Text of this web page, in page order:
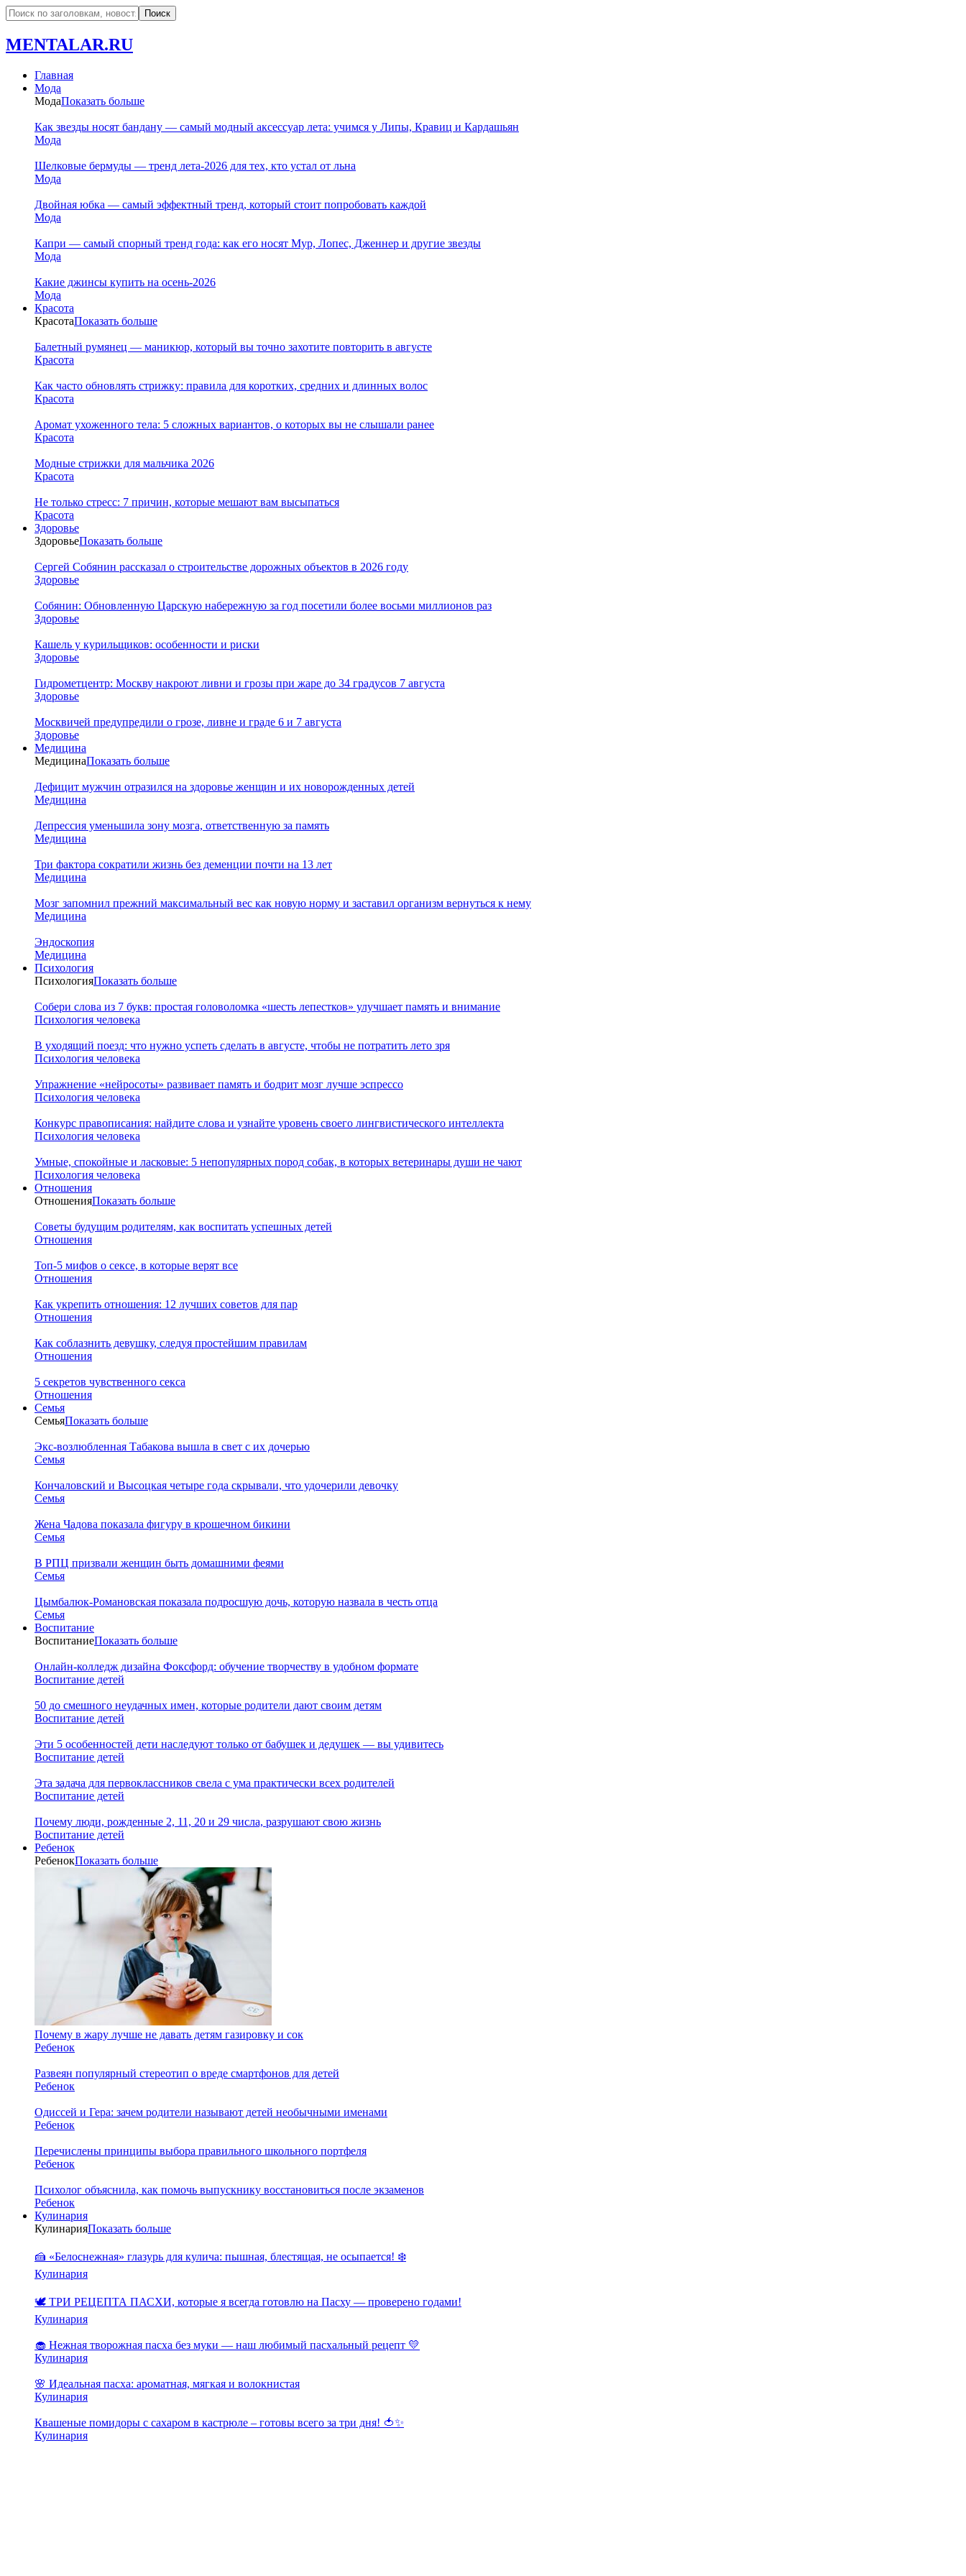
MENTALAR.RU
Главная
Мода
МодаПоказать больше
Как звезды носят бандану — самый модный аксессуар лета: учимся у Липы, Кравиц и Кардашьян
Мода
Шелковые бермуды — тренд лета-2026 для тех, кто устал от льна
Мода
Двойная юбка — самый эффектный тренд, который стоит попробовать каждой
Мода
Капри — самый спорный тренд года: как его носят Мур, Лопес, Дженнер и другие звезды
Мода
Какие джинсы купить на осень-2026
Мода
Красота
КрасотаПоказать больше
Балетный румянец — маникюр, который вы точно захотите повторить в августе
Красота
Как часто обновлять стрижку: правила для коротких, средних и длинных волос
Красота
Аромат ухоженного тела: 5 сложных вариантов, о которых вы не слышали ранее
Красота
Модные стрижки для мальчика 2026
Красота
Не только стресс: 7 причин, которые мешают вам высыпаться
Красота
Здоровье
ЗдоровьеПоказать больше
Сергей Собянин рассказал о строительстве дорожных объектов в 2026 году
Здоровье
Собянин: Обновленную Царскую набережную за год посетили более восьми миллионов раз
Здоровье
Кашель у курильщиков: особенности и риски
Здоровье
Гидрометцентр: Москву накроют ливни и грозы при жаре до 34 градусов 7 августа
Здоровье
Москвичей предупредили о грозе, ливне и граде 6 и 7 августа
Здоровье
Медицина
МедицинаПоказать больше
Дефицит мужчин отразился на здоровье женщин и их новорожденных детей
Медицина
Депрессия уменьшила зону мозга, ответственную за память
Медицина
Три фактора сократили жизнь без деменции почти на 13 лет
Медицина
Мозг запомнил прежний максимальный вес как новую норму и заставил организм вернуться к нему
Медицина
Эндоскопия
Медицина
Психология
ПсихологияПоказать больше
Собери слова из 7 букв: простая головоломка «шесть лепестков» улучшает память и внимание
Психология человека
В уходящий поезд: что нужно успеть сделать в августе, чтобы не потратить лето зря
Психология человека
Упражнение «нейросоты» развивает память и бодрит мозг лучше эспрессо
Психология человека
Конкурс правописания: найдите слова и узнайте уровень своего лингвистического интеллекта
Психология человека
Умные, спокойные и ласковые: 5 непопулярных пород собак, в которых ветеринары души не чают
Психология человека
Отношения
ОтношенияПоказать больше
Советы будущим родителям, как воспитать успешных детей
Отношения
Топ-5 мифов о сексе, в которые верят все
Отношения
Как укрепить отношения: 12 лучших советов для пар
Отношения
Как соблазнить девушку, следуя простейшим правилам
Отношения
5 секретов чувственного секса
Отношения
Семья
СемьяПоказать больше
Экс-возлюбленная Табакова вышла в свет с их дочерью
Семья
Кончаловский и Высоцкая четыре года скрывали, что удочерили девочку
Семья
Жена Чадова показала фигуру в крошечном бикини
Семья
В РПЦ призвали женщин быть домашними феями
Семья
Цымбалюк-Романовская показала подросшую дочь, которую назвала в честь отца
Семья
Воспитание
ВоспитаниеПоказать больше
Онлайн-колледж дизайна Фоксфорд: обучение творчеству в удобном формате
Воспитание детей
50 до смешного неудачных имен, которые родители дают своим детям
Воспитание детей
Эти 5 особенностей дети наследуют только от бабушек и дедушек — вы удивитесь
Воспитание детей
Эта задача для первоклассников свела с ума практически всех родителей
Воспитание детей
Почему люди, рожденные 2, 11, 20 и 29 числа, разрушают свою жизнь
Воспитание детей
Ребенок
РебенокПоказать больше
Почему в жару лучше не давать детям газировку и сок
Ребенок
Развеян популярный стереотип о вреде смартфонов для детей
Ребенок
Одиссей и Гера: зачем родители называют детей необычными именами
Ребенок
Перечислены принципы выбора правильного школьного портфеля
Ребенок
Психолог объяснила, как помочь выпускнику восстановиться после экзаменов
Ребенок
Кулинария
КулинарияПоказать больше
🍰 «Белоснежная» глазурь для кулича: пышная, блестящая, не осыпается! ❄️
Кулинария
🕊️ ТРИ РЕЦЕПТА ПАСХИ, которые я всегда готовлю на Пасху — проверено годами!
Кулинария
🧁 Нежная творожная пасха без муки — наш любимый пасхальный рецепт 💛
Кулинария
🌸 Идеальная пасха: ароматная, мягкая и волокнистая
Кулинария
Квашеные помидоры с сахаром в кастрюле – готовы всего за три дня! 🍅✨
Кулинария